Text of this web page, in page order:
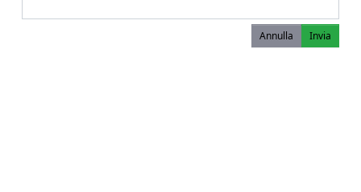
Annulla Invia